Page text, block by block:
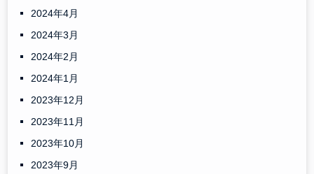
2024年4月
2024年3月
2024年2月
2024年1月
2023年12月
2023年11月
2023年10月
2023年9月